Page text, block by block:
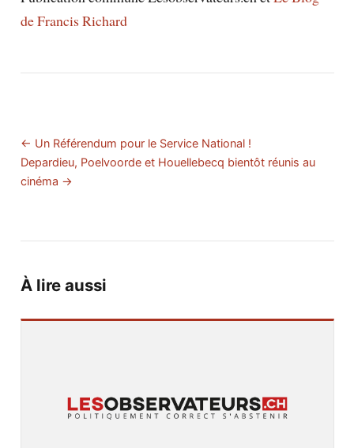
de Francis Richard
← Un Référendum pour le Service National !
Depardieu, Poelvoorde et Houellebecq bientôt réunis au
cinéma →
À lire aussi